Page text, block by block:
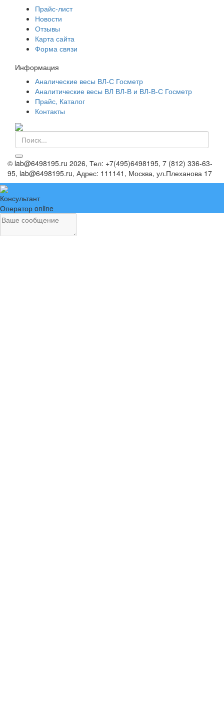
Прайс-лист
Новости
Отзывы
Карта сайта
Форма связи
Информация
Аналические весы ВЛ-С Госметр
Аналитические весы ВЛ ВЛ-В и ВЛ-В-С Госметр
Прайс, Каталог
Контакты
© lab@6498195.ru 2026, Тел: +7(495)6498195, 7 (812) 336-63-
95, lab@6498195.ru, Адрес: 111141, Москва, ул.Плеханова 17
Консультант
Оператор online